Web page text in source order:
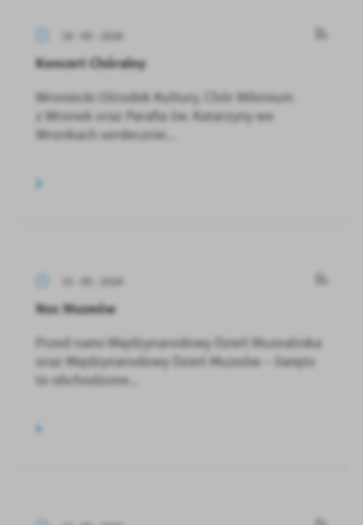
18 - 05 - 2026
Koncert Chóralny
Wroniecki Ośrodek Kultury, Chór Milenium
z Wronek oraz Parafia św. Katarzyny we
Wronkach serdecznie...
15 - 05 - 2026
Noc Muzeów
Przed nami Międzynarodowy Dzień Muzealnika
oraz Międzynarodowy Dzień Muzeów – święto
to obchodzone...